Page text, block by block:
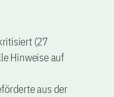
(27
Hinweise auf
aus der